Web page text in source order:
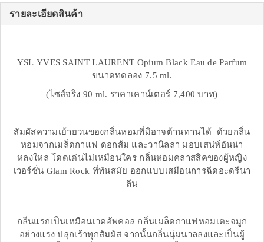
รายละเอียดสินค้า
YSL YVES SAINT LAURENT Opium Black Eau de Parfum
ขนาดทดลอง 7.5 ml.
(ไซส์จริง 90 ml. ราคาเคาน์เตอร์ 7,400 บาท)
สัมผัสความเย้ายวนของกลิ่นหอมที่มิอาจต้านทานได้ ด้วยกลิ่น
หอมจากเมล็ดกาแฟ ดอกส้ม และวานิลลา มอบเสน่ห์อันน่า
หลงใหล โดดเด่นไม่เหมือนใคร กลิ่นหอมคลาสสิคของผู้หญิง
เวอร์ชั่น Glam Rock ที่ทันสมัย ออกแบบเสมือนการฉีดอะดรีนา
ลีน
กลิ่นแรกเป็นเหมือนเวคอัพคอล กลิ่นเมล็ดกาแฟหอมเตะจมูก
อย่างแรง ปลุกเร้าทุกสัมผัส จากนั้นกลิ่นนุ่มนวลลงและเป็นผู้